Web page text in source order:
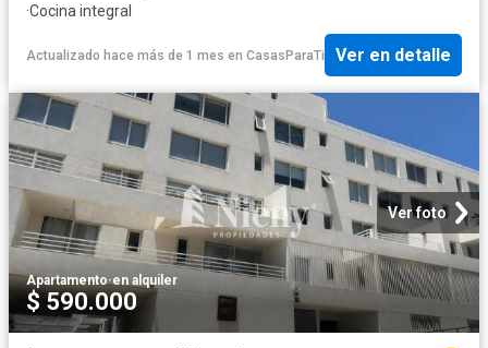
·Cocina integral
Actualizado hace más de 1 mes en CasasParaTi Ver en detalle
Ver foto
Apartamento·en alquiler
$ 590.000